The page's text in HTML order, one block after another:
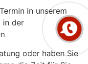
in unserem
in der
oder haben Sie